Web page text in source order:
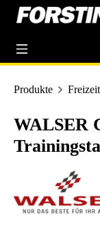
springen
Produkte Freizeit
WALSER
Bildergalerie